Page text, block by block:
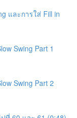
และการใส่ Fill in
Swing Part 1
Swing Part 2